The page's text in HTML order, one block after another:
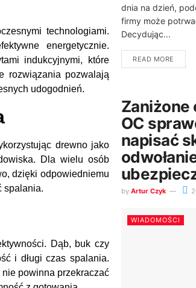
technologiami.
energetycznie.
indukcyjnymi, które
rozwiązania pozwalają
udogodnień.
drewno jako
Dla wielu osób
dzięki odpowiedniemu
spalania.
Dąb, buk czy
i długi czas spalania.
powinna przekraczać
dnia na dzień,
firmy może
Decydując...
READ MORE
Zaniżone
OC
napisać
by Artur Czyk
WIADOMOŚCI